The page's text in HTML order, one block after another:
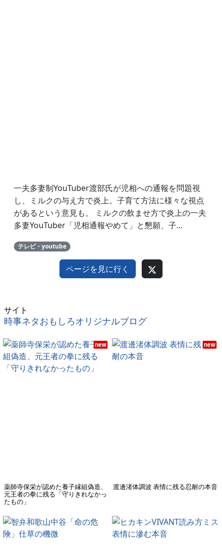
一夫多妻制YouTuber渡部氏が児相への通報を問題視
し、ミルクの与え方で炎上。子育て方法に様々な視点
があるという意見も。 ミルクの飲ませ方で炎上の一夫
多妻YouTuber「児相通報やめて」と懇願、子...
テレビ・youtube
ページを見に行く
サイト
時事ネタおもしろオリジナルブログ
new
薬師寺保栄が認めた養子縁組偽造、
元王者の拳に残る「守りきれなかっ
たもの」
new
渡邊渚体調波 表情に残る忍耐の本音